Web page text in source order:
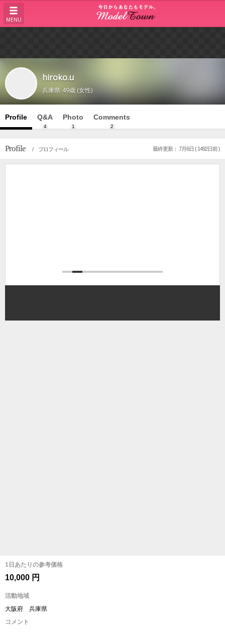
MENU
hiroko.u
兵庫県 49歳 (女性)
Profile Q&A
4
Photo
1
Comments
2
Profile / プロフィール 最終更新： 7月6日 ( 1492日前 )
1日あたりの参考価格
10,000 円
活動地域
大阪府 兵庫県
コメント